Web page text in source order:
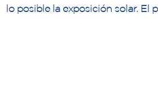
lo posible la exposición solar. El